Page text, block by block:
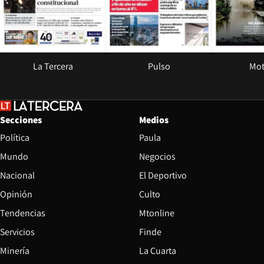
La Tercera Pulso
Secciones
Política
Mundo
Nacional
Opinión
Tendencias
Servicios
Minería
Medios
Paula
Negocios
El Deportivo
Culto
Mtonline
Finde
La Cuarta